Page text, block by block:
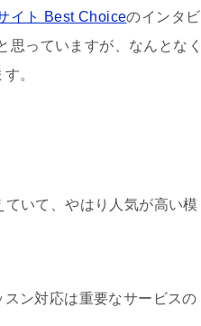
イト Best Choiceのインタビ
思っていますが、なんとなく
。
いて、やはり人気が高い模
ン対応は重要なサービスの